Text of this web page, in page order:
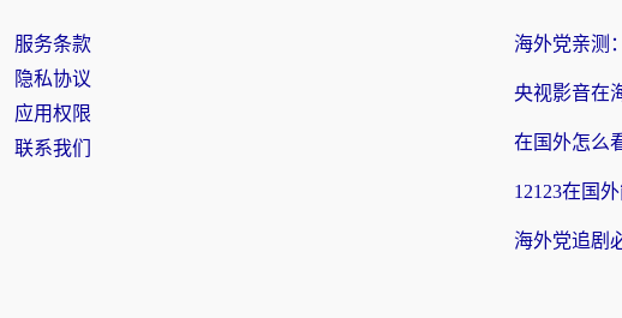
服务条款
隐私协议
应用权限
联系我们